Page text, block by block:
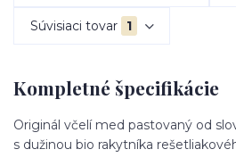
Súvisiaci tovar 1
Kompletné špecifikácie
Originál včelí med pastovaný od
s dužinou bio rakytníka